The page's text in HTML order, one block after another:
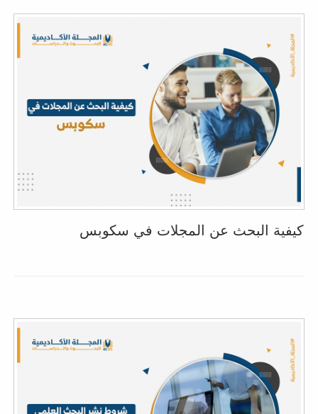
كيفية البحث عن المجلات في سكوبس